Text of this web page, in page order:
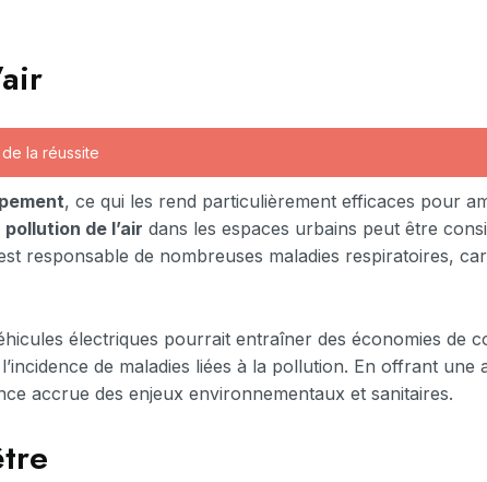
la réussite
, ce qui les rend particulièrement efficaces pour
pollution de l’air dans les espaces urbains peut être
responsable de nombreuses maladies respiratoires,
électriques pourrait entraîner des économies de
de maladies liées à la pollution. En offrant
accrue des enjeux environnementaux et sanitaires.